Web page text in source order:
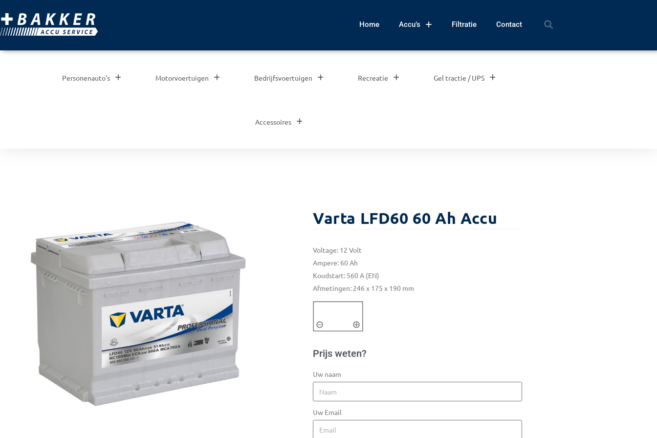
Home Accu’s Filtratie Contact
Personenauto’s Motorvoertuigen Bedrijfsvoertuigen Recreatie Gel tractie / UPS
Accessoires
Varta LFD60 60 Ah Accu
Voltage: 12 Volt
Ampere: 60 Ah
Koudstart: 560 A (EN)
Afmetingen: 246 x 175 x 190 mm
Prijs weten?
Uw naam
Uw Email